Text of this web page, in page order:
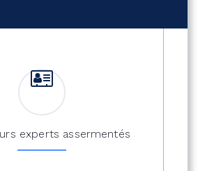
experts assermentés